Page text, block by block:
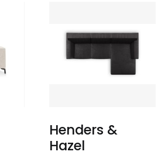
Henders &
Hazel